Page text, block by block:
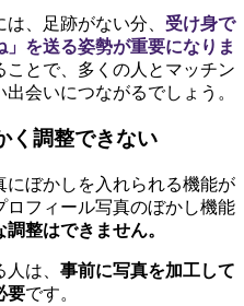
、足跡がない分、 受け身で
を送る姿勢が重要になりま
ことで、多くの人とマッチン
会いにつながるでしょう。
く調整できない
にぼかしを入れられる機能が
ロフィール写真のぼかし機能
調整はできません。
は、 事前に写真を加工して
要です。